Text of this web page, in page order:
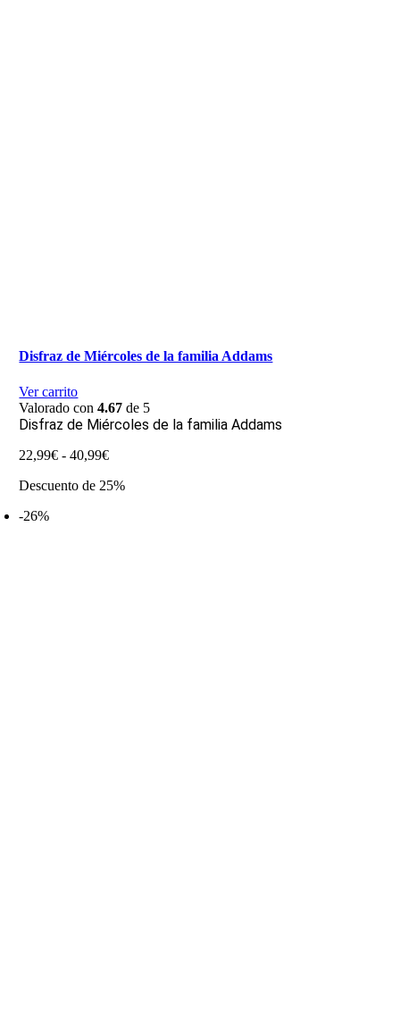
Disfraz de Miércoles de la familia Addams
Ver carrito
Valorado con4.67 de 5
Disfraz de Miércoles de la familia Addams
22,99€ - 40,99€Rango
precios:
Descuento de 25%
-26%